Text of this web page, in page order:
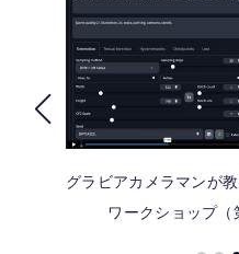
公式
グラビアカメラマンが
ワークショップ（